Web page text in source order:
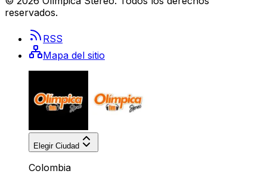
reservados.
RSS
Mapa del sitio
Elegir Ciudad
Colombia